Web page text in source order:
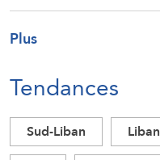
Plus
Tendances
Sud-Liban Liban